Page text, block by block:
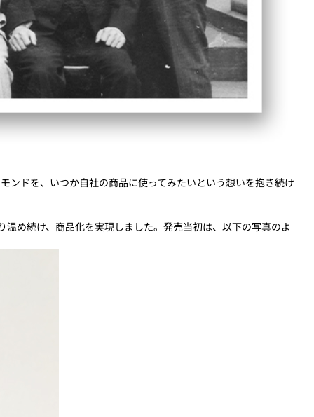
ンドを、いつか自社の商品に使ってみたいという想いを抱き続け
め続け、商品化を実現しました。発売当初は、以下の写真のよ